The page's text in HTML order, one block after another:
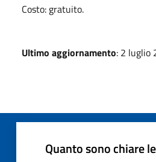
Costo: gratuito.
Ultimo aggiornamento: 2 luglio
Quanto sono chiare